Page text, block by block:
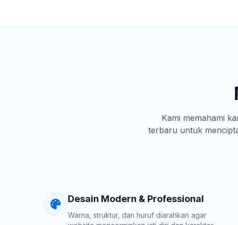
Kami memahami
terbaru untuk
Desain Modern & Professional
Warna, struktur, dan huruf diarahkan agar